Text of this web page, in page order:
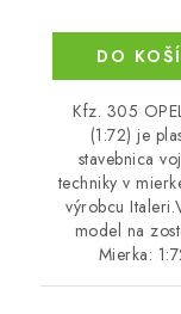
DO
Kfz. 305
(1:72) je
stavebnica
techniky v
výrobcu
model na
Mierka: